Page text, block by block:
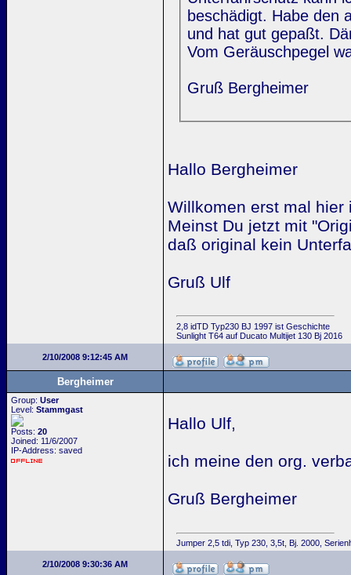
beschädigt. Habe den
und hat gut gepaßt.
Vom Geräuschpegel
Gruß Bergheimer
Hallo Bergheimer
Willkomen erst mal
Meinst Du jetzt mit
daß original kein
Gruß Ulf
2,8 idTD Typ230 BJ 1997 ist Geschichte
Sunlight T64 auf Ducato Multijet 130 Bj 2016
2/10/2008 9:12:45 AM
Bergheimer
Group: User
Level: Stammgast
Posts: 20
Joined: 11/6/2007
IP-Address: saved
Hallo Ulf,
ich meine den org.
Gruß Bergheimer
Jumper 2,5 tdi, Typ 230, 3,5t, Bj. 2000,
2/10/2008 9:30:36 AM